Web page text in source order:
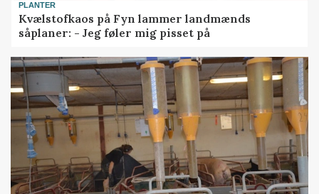
PLANTER
Kvælstofkaos på Fyn lammer landmænds
såplaner: - Jeg føler mig pisset på